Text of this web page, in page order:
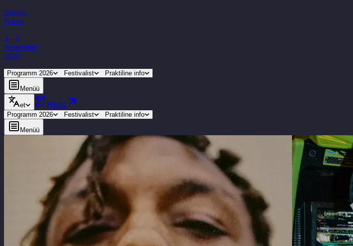
Station
Narva
3—6
September
2026
Programm 2026 Festivalist Praktiline info
Menüü
et Piletid
Programm 2026 Festivalist Praktiline info
Menüü